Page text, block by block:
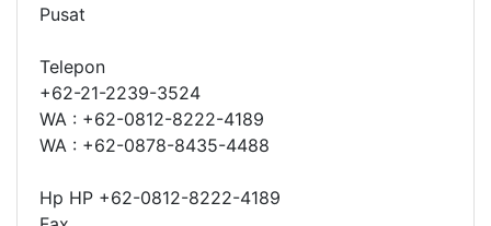
Pusat
Telepon
+62-21-2239-3524
WA : +62-0812-8222-4189
WA : +62-0878-8435-4488
Hp HP +62-0812-8222-4189